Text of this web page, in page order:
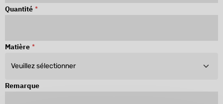
Quantité *
Matière *
Remarque